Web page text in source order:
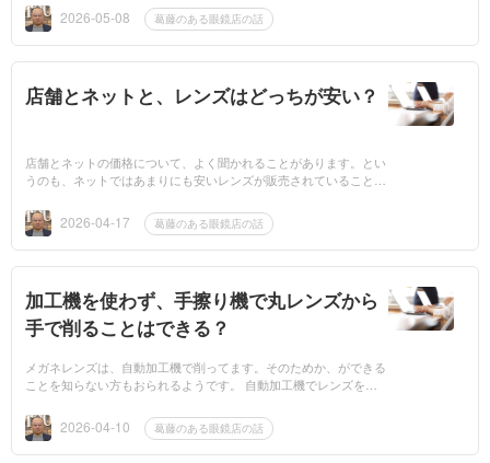
少の見え方の...
2026-05-08 葛藤のある眼鏡店の話
店舗とネットと、レンズはどっちが安い？
店舗とネットの価格について、よく聞かれることがあります。とい
うのも、ネットではあまりにも安いレンズが販売されていることが
のではありま...
2026-04-17 葛藤のある眼鏡店の話
加工機を使わず、手擦り機で丸レンズから
手で削ることはできる？
メガネレンズは、自動加工機で削ってます。そのためか、ができる
ことを知らない方もおられるようです。 自動加工機でレンズを削
ーー⇒ブロッカ...
2026-04-10 葛藤のある眼鏡店の話